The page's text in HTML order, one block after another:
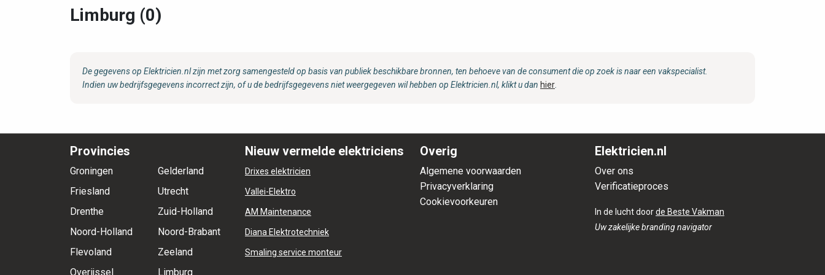
Limburg (0)
De gegevens op Elektricien.nl zijn met zorg samengesteld op basis van publiek beschikbare bronnen, ten behoeve van de consument die op zoek is naar een vakspecialist.
Indien uw bedrijfsgegevens incorrect zijn, of u de bedrijfsgegevens niet weergegeven wil hebben op Elektricien.nl, klikt u dan hier
Provincies
Groningen
Friesland
Drenthe
Noord-Holland
Flevoland
Overijssel
Gelderland
Utrecht
Zuid-Holland
Noord-Brabant
Zeeland
Limburg
Nieuw vermelde elektriciens
Drixes elektricien
Vallei-Elektro
AM Maintenance
Diana Elektrotechniek
Smaling service monteur
Overig
Algemene voorwaarden
Privacyverklaring
Cookievoorkeuren
Elektricien.nl
Over ons
Verificatieproces
In de lucht doorde Beste Vakman
Uw zakelijke branding navigator